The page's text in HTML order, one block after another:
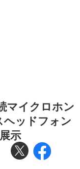
マイクロホン
ヘッドフォン
示